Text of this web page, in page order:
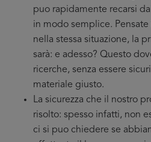
puo rapidamente recarsi
in modo semplice.
nella stessa situazione, la
sarà: e adesso? Questo
ricerche, senza essere
materiale giusto.
La sicurezza che il nostro
risolto: spesso infatti, non
ci si puo chiedere se